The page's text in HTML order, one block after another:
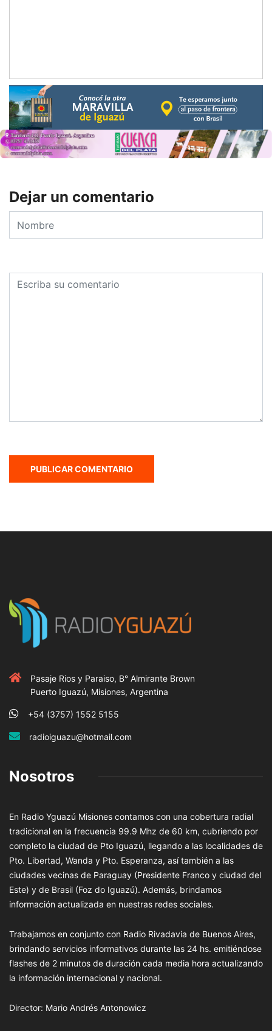
Dejar un comentario
Pasaje Rios y Paraiso, B° Almirante Brown
Puerto Iguazú, Misiones, Argentina
+54 (3757) 1552 5155
radioiguazu@hotmail.com
Nosotros
En Radio Yguazú Misiones contamos con una cobertura radial
tradicional en la frecuencia 99.9 Mhz de 60 km, cubriendo por
completo la ciudad de Pto Iguazú, llegando a las localidades de
Pto. Libertad, Wanda y Pto. Esperanza, así también a las
ciudades vecinas de Paraguay (Presidente Franco y ciudad del
Este) y de Brasil (Foz do Iguazú). Además, brindamos
información actualizada en nuestras redes sociales.
Trabajamos en conjunto con Radio Rivadavia de Buenos Aires,
brindando servicios informativos durante las 24 hs. emitiéndose
flashes de 2 minutos de duración cada media hora actualizando
la información internacional y nacional.
Director: Mario Andrés Antonowicz